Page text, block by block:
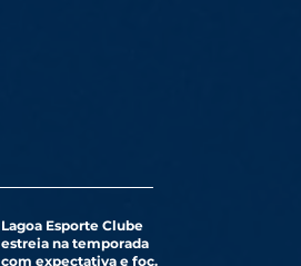
Lagoa Esporte Clube
estreia na temporada
com expectativa e foco